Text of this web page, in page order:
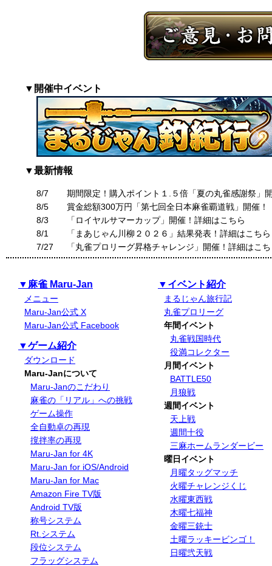
▼開催中イベント
▼最新情報
8/7
期間限定！購入ポイント１.５倍「夏の丸雀感謝祭」
8/5
賞金総額300万円「第七回全日本麻雀覇道戦」開催！
8/3
「ロイヤルサマーカップ」開催！詳細はこちら
8/1
「まあじゃん川柳２０２６」結果発表！詳細はこちら
7/27
「丸雀プロリーグ昇格チャレンジ」開催！詳細はこ
▼麻雀 Maru-Jan
メニュー
Maru-Jan公式 X
Maru-Jan公式 Facebook
▼ゲーム紹介
ダウンロード
Maru-Janについて
Maru-Janのこだわり
麻雀の「リアル」への挑戦
ゲーム操作
全自動卓の再現
撹拌率の再現
Maru-Jan for 4K
Maru-Jan for iOS/Android
Maru-Jan for Mac
Amazon Fire TV版
Android TV版
称号システム
Rt.システム
段位システム
フラッグシステム
▼イベント紹介
まるじゃん旅行記
丸雀プロリーグ
年間イベント
丸雀戦国時代
役満コレクター
月間イベント
BATTLE50
月狼戦
週間イベント
天上戦
週間十役
三麻ホームランダービー
曜日イベント
月曜タッグマッチ
火曜チャレンジくじ
水曜東西戦
木曜七福神
金曜三銃士
土曜ラッキービンゴ！
日曜弐天戦